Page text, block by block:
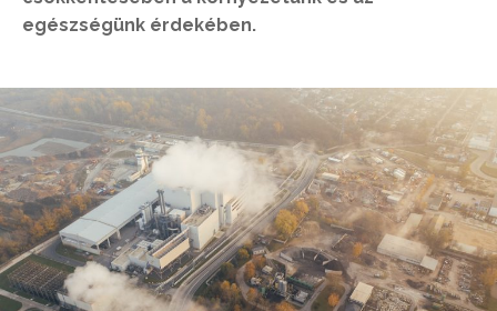
egészségünk érdekében.